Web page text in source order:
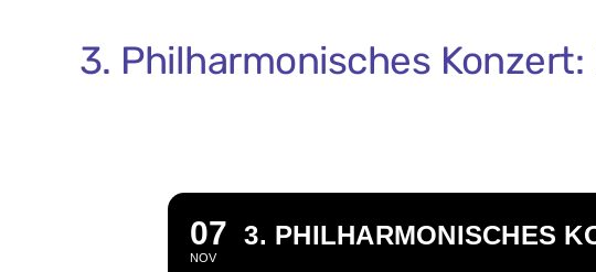
3. Philharmonisches Konzert:
07
NOV
3. PHILHARMONISCHES